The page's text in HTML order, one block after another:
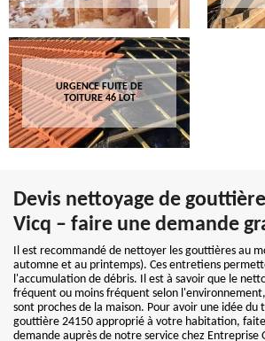
URGENCE FUITE DE
TOITURE 46 LOT
Devis nettoyage de
Vicq – faire une demande
Il est recommandé de nettoyer les gouttières au
automne et au printemps). Ces entretiens
l'accumulation de débris. Il est à savoir que le
fréquent ou moins fréquent selon
sont proches de la maison. Pour avoir une idée
gouttière 24150 approprié à votre habitation,
demande auprès de notre service chez Entreprise